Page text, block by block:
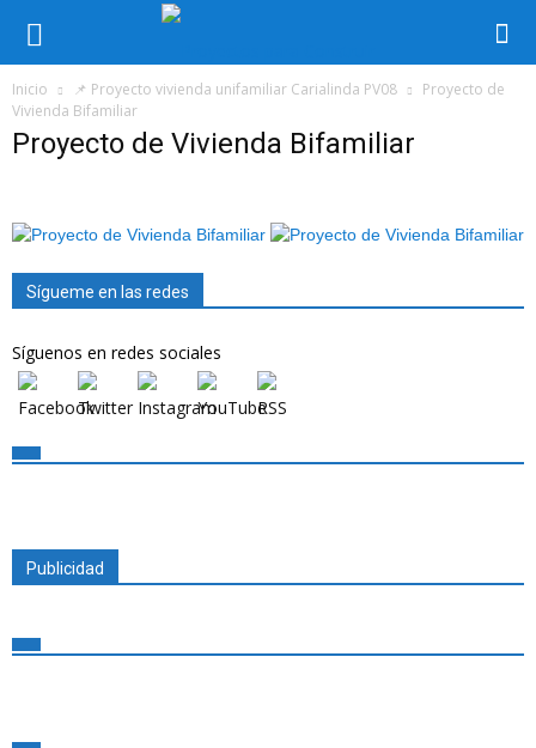
Inicio 📌 Proyecto vivienda unifamiliar Carialinda PV08
Proyecto de
Vivienda Bifamiliar
Proyecto de Vivienda Bifamiliar
Sígueme en las redes
Síguenos en redes sociales
Publicidad